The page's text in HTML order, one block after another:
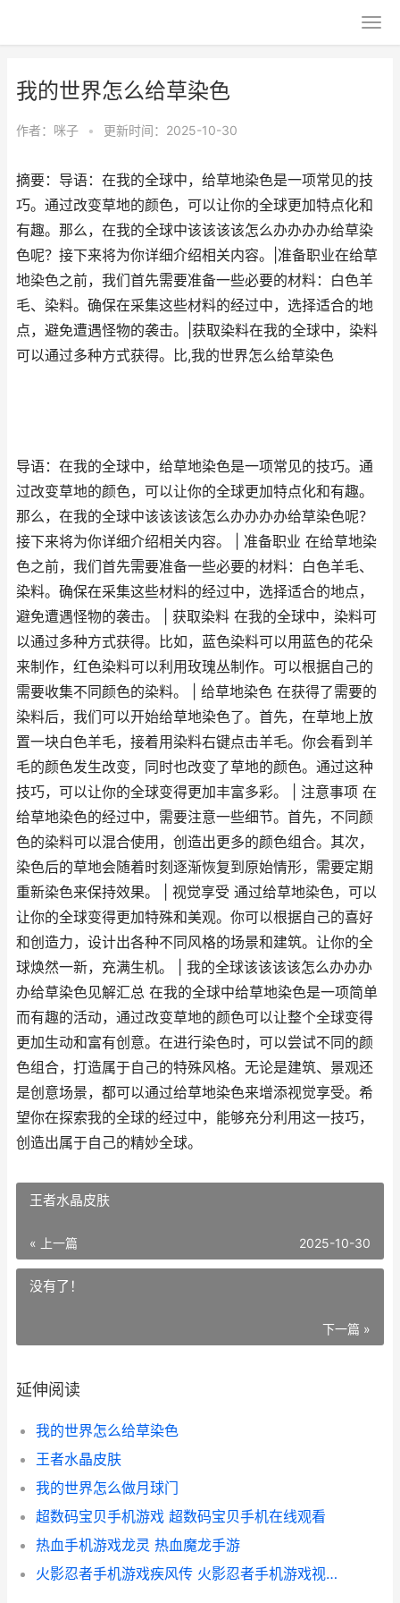
我的世界怎么给草染色
作者： 咪子 • 更新时间：2025-10-30
摘要：导语：在我的全球中，给草地染色是一项常见的技
巧。通过改变草地的颜色，可以让你的全球更加特点化和
有趣。那么，在我的全球中该该该该怎么办办办办给草染
色呢？接下来将为你详细介绍相关内容。|准备职业在给草
地染色之前，我们首先需要准备一些必要的材料：白色羊
毛、染料。确保在采集这些材料的经过中，选择适合的地
点，避免遭遇怪物的袭击。|获取染料在我的全球中，染料
可以通过多种方式获得。比,我的世界怎么给草染色
导语：在我的全球中，给草地染色是一项常见的技巧。通
过改变草地的颜色，可以让你的全球更加特点化和有趣。
那么，在我的全球中该该该该怎么办办办办给草染色呢？
接下来将为你详细介绍相关内容。 | 准备职业 在给草地染
色之前，我们首先需要准备一些必要的材料：白色羊毛、
染料。确保在采集这些材料的经过中，选择适合的地点，
避免遭遇怪物的袭击。 | 获取染料 在我的全球中，染料可
以通过多种方式获得。比如，蓝色染料可以用蓝色的花朵
来制作，红色染料可以利用玫瑰丛制作。可以根据自己的
需要收集不同颜色的染料。 | 给草地染色 在获得了需要的
染料后，我们可以开始给草地染色了。首先，在草地上放
置一块白色羊毛，接着用染料右键点击羊毛。你会看到羊
毛的颜色发生改变，同时也改变了草地的颜色。通过这种
技巧，可以让你的全球变得更加丰富多彩。 | 注意事项 在
给草地染色的经过中，需要注意一些细节。首先，不同颜
色的染料可以混合使用，创造出更多的颜色组合。其次，
染色后的草地会随着时刻逐渐恢复到原始情形，需要定期
重新染色来保持效果。 | 视觉享受 通过给草地染色，可以
让你的全球变得更加特殊和美观。你可以根据自己的喜好
和创造力，设计出各种不同风格的场景和建筑。让你的全
球焕然一新，充满生机。 | 我的全球该该该该怎么办办办
办给草染色见解汇总 在我的全球中给草地染色是一项简单
而有趣的活动，通过改变草地的颜色可以让整个全球变得
更加生动和富有创意。在进行染色时，可以尝试不同的颜
色组合，打造属于自己的特殊风格。无论是建筑、景观还
是创意场景，都可以通过给草地染色来增添视觉享受。希
望你在探索我的全球的经过中，能够充分利用这一技巧，
创造出属于自己的精妙全球。
王者水晶皮肤
« 上一篇 2025-10-30
没有了！
下一篇 »
延伸阅读
我的世界怎么给草染色
王者水晶皮肤
我的世界怎么做月球门
超数码宝贝手机游戏 超数码宝贝手机在线观看
热血手机游戏龙灵 热血魔龙手游
火影忍者手机游戏疾风传 火影忍者手机游戏视频平民玩家